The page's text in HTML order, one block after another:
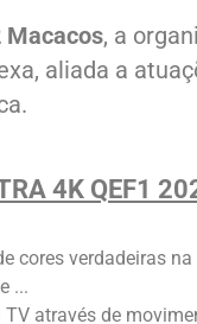
Macacos, a
aliada a
4K QEF1
cores verdadeiras na
...
através de